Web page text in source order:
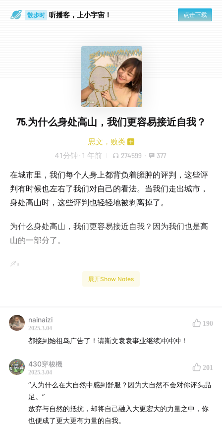
散步时 听播客，上小宇宙！ 点击下载
75.为什么身处高山，我们更容易接近自我？
思文，败类
41分钟 · 1 年前 274599 · 377
在城市里，我们每个人身上都背负着臃肿的评判，这些评
判有时候也左右了我们对自己的看法。当我们走出城市，
身处高山时，这些评判也轻轻地被剥离掉了。
为什么身处高山，我们更容易接近自我？因为我们也是高
山的一部分了。
✍️
有的庙建在山上，是一种筛选
07:31 有时候我们会忘记自己本身拥有力量
臣服，让我感到自由
大自然从不评头论足
展开Show Notes
nainaizi
2025.3.04
190
都接到始祖鸟广告了！请斯文袁袁事业继续冲冲冲！
430穿梭機
2025.3.04
201
“人为什么在大自然中感到舒服？因为大自然不会对你评头品
足。”
放弃与自然的抵抗，却将自己融入大更宏大的力量之中，你
也便成了更大更有力量的自我。